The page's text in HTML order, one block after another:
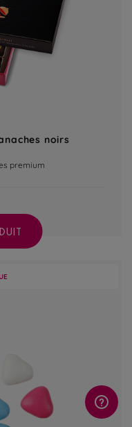
noirs
premium